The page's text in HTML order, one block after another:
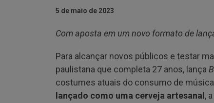
5 de maio de 2023
Com aposta em um novo formato de
Para alcançar novos públicos e testar
paulistana que completa 27 anos, lança
costumes atuais do consumo de
lançado como uma cerveja artesanal ,